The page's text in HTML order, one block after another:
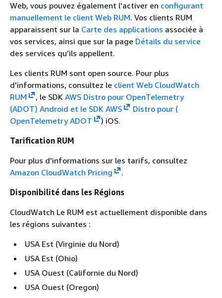
Web, vous pouvez également l'activer en configurant
manuellement le client Web RUM. Vos clients RUM
apparaissent sur la Carte des applications associée à
vos services, ainsi que sur la page Détails du service
des services qu’ils appellent.
Les clients RUM sont open source. Pour plus
d'informations, consultez le client Web CloudWatch
RUM
, le SDK AWS Distro pour OpenTelemetry
(ADOT) Android et le SDK AWS
Distro pour (
OpenTelemetry ADOT
) iOS.
Tarification RUM
Pour plus d'informations sur les tarifs, consultez
Amazon CloudWatch Pricing
.
Disponibilité dans les Régions
CloudWatch Le RUM est actuellement disponible dans
les régions suivantes :
USA Est (Virginie du Nord)
USA Est (Ohio)
USA Ouest (Californie du Nord)
USA Ouest (Oregon)